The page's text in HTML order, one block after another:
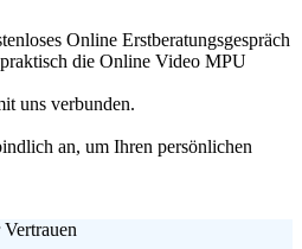
Online Erstberatungsgespräch
die Online Video MPU
uns verbunden.
an, um Ihren persönlichen